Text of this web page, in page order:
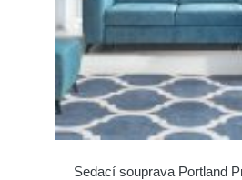
Sedací souprava Portland